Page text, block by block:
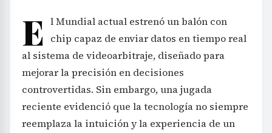
E l Mundial actual estrenó un balón con
chip capaz de enviar datos en tiempo real
al sistema de videoarbitraje, diseñado para
mejorar la precisión en decisiones
controvertidas. Sin embargo, una jugada
reciente evidenció que la tecnología no siempre
reemplaza la intuición y la experiencia de un